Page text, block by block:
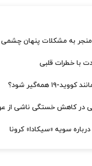
به مشکلات پنهان
با خطرات قلبی
۱۹ همه‌گیر شود؟
در کاهش خستگی ناشی از
سویه «سیکادا» کرونا